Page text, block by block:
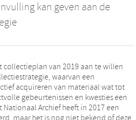
kan geven aan de
collectieplan van 2019 aan te willen
waarvan een
acquireren van materiaal wat tot
gebeurtenissen en kwesties een
Archief heeft in 2017 een
maar het is nog niet bekend of deze